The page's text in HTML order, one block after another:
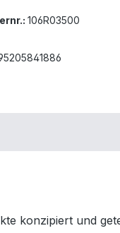
106R03500
konzipiert und